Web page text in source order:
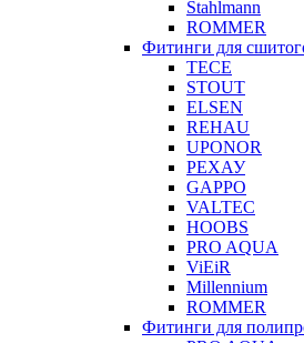
Stahlmann
ROMMER
Фитинги для
TECE
STOUT
ELSEN
REHAU
UPONOR
РЕХАУ
GAPPO
VALTEC
HOOBS
PRO AQUA
ViEiR
Millennium
ROMMER
Фитинги для